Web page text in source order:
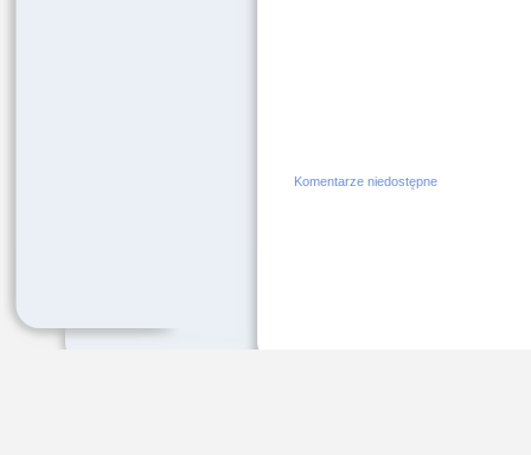
Komentarze niedostępne